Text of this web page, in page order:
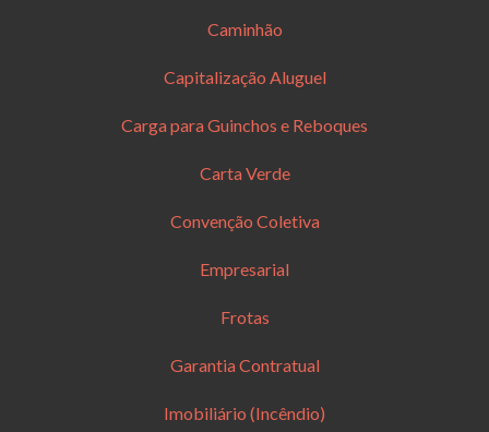
Caminhão
Capitalização Aluguel
Carga para Guinchos e Reboques
Carta Verde
Convenção Coletiva
Empresarial
Frotas
Garantia Contratual
Imobiliário (Incêndio)